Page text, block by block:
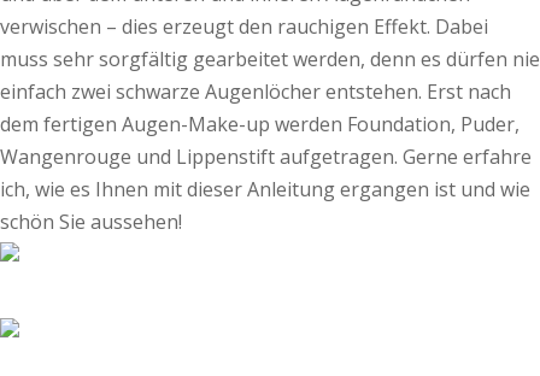
verwischen – dies erzeugt den rauchigen Effekt. Dabei
muss sehr sorgfältig gearbeitet werden, denn es dürfen nie
einfach zwei schwarze Augenlöcher entstehen. Erst nach
dem fertigen Augen-Make-up werden Foundation, Puder,
Wangenrouge und Lippenstift aufgetragen. Gerne erfahre
ich, wie es Ihnen mit dieser Anleitung ergangen ist und wie
schön Sie aussehen!